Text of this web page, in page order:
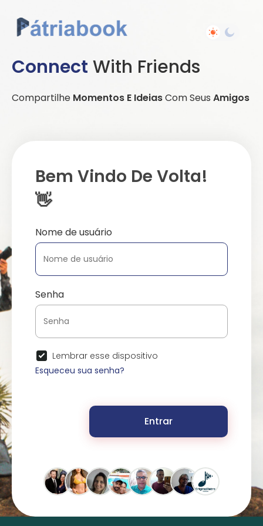
Connect With Friends
Compartilhe Momentos E IdeiasCom Seus Amigos
Bem Vindo De Volta!
👋
Nome de usuário
Senha
Lembrar esse dispositivo
Esqueceu sua senha?
Entrar